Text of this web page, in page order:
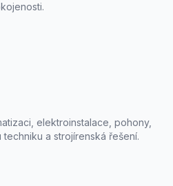
elektroinstalace, pohony,
a strojírenská řešení.